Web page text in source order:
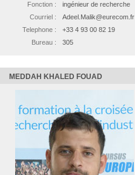
Fonction :
ingénieur de recherche
Courriel :
Adeel.Malik@eurecom.fr
Telephone :
+33 4 93 00 82 19
Bureau :
305
MEDDAH KHALED FOUAD